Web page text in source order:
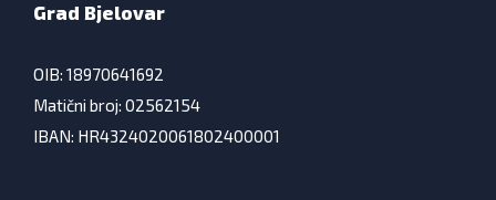
Grad Bjelovar
OIB: 18970641692
Matični broj: 02562154
IBAN: HR4324020061802400001